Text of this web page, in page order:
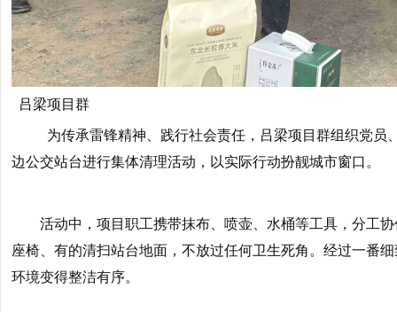
吕梁项目群
为传承雷锋精神、践行社会责任，吕梁项目群组织党员
边公交站台进行集体清理活动，以实际行动扮靓城市窗口。
活动中，项目职工携带抹布、喷壶、水桶等工具，分工协
座椅、有的清扫站台地面，不放过任何卫生死角。经过一番
环境变得整洁有序。